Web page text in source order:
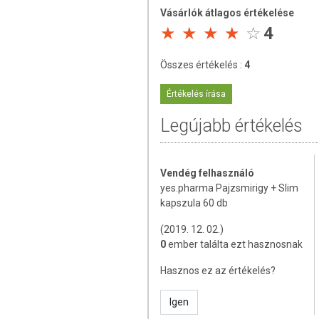
Naponta 1×2 kapszula fogyasztása
ÖSSZETEVŐK
Ligetszépe olaj, zselatin,
szelénes élesztőpor, fényezőanyag
TOVÁBBI TUDNIVALÓK
Tárolás: Száraz, hűvös helyen,
Minőségét megőrzi: A csomagoláson /
amelyek a hagyományos étrend
tápanyagokat. Bár az étrend-
eltérő lehet, jelölésük,
Vásárlók átlagos értékelése
4
Összes értékelés : 4
Értékelés írása
Legújabb értékelés
Vendég felhasználó
yes.pharma Pajzsmirigy + Slim
kapszula 60 db
(2019. 12. 02.)
0ember találta ezt hasznosnak
Hasznos ez az értékelés?
Igen